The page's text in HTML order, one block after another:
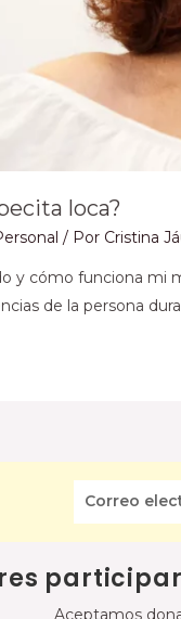
loca?
/ Por Cristina
y cómo funciona mi
de la persona
Aceptamos